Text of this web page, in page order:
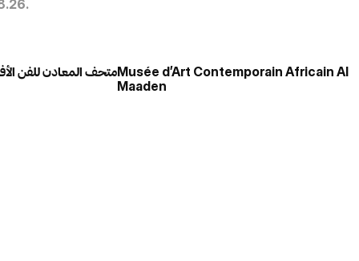
متحف المعادن للفنMusée d’Art Contemporain Africain Al
Maaden